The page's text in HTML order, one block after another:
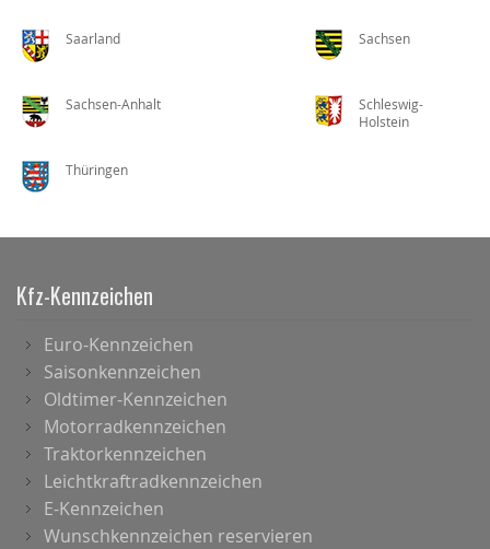
Saarland Sachsen
Sachsen-Anhalt
Schleswig-
Holstein
Thüringen
Kfz-Kennzeichen
Euro-Kennzeichen
Saisonkennzeichen
Oldtimer-Kennzeichen
Motorradkennzeichen
Traktorkennzeichen
Leichtkraftradkennzeichen
E-Kennzeichen
Wunschkennzeichen reservieren